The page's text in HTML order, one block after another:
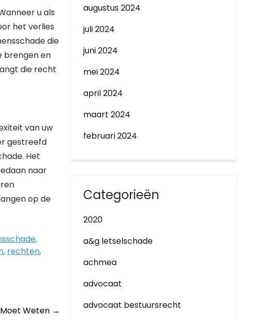
u als
het verlies
die
brengen en
die recht
van uw
gestreefd
Het
naar
op de
,
, rechten,
Weten →
augustus 2024
juli 2024
juni 2024
mei 2024
april 2024
maart 2024
februari 2024
Categorieën
2020
a&g letselschade
achmea
advocaat
advocaat bestuursrecht